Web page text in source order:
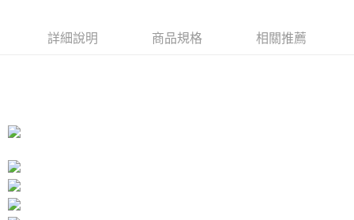
ATM／網路銀行／等多元方式進行付款，方視為交易完成。
※ 請注意：結帳手續完成當下不需立刻繳費，但若您需要取消訂單，請聯絡
易，需依本服務之必要範圍內提供個人資料，並將交易相關給付款項請求債
權轉讓予恩沛科技股份有限公司。
２．關於個人資料處理事宜，請瀏覽以下網址：
https://aftee.tw/terms/#terms3
海外宅配
詳細說明 商品規格 相關推薦